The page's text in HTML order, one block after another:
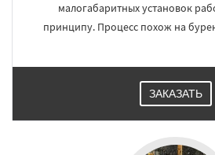
малогабаритных установок
принципу. Процесс похож на
ЗАКАЗАТЬ